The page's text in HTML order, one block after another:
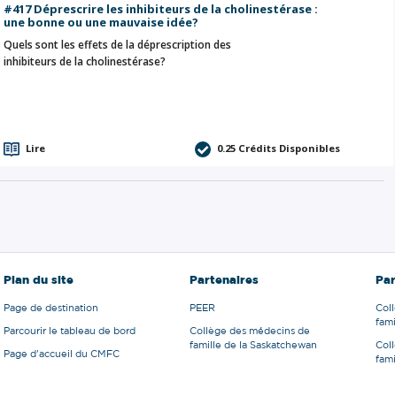
#417 Déprescrire les inhibiteurs de la cholinestérase :
une bonne ou une mauvaise idée?
Quels sont les effets de la déprescription des
inhibiteurs de la cholinestérase?
Lire 0.25 Crédits Disponibles
Plan du site
Page de destination
Parcourir le tableau de bord
Page d'accueil du CMFC
Partenaires
PEER
Collège des médecins de
famille de la Saskatchewan